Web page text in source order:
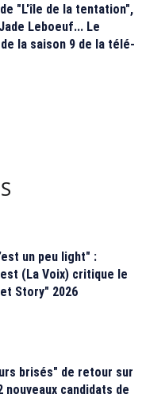
"L'île de la tentation",
Leboeuf... Le
la saison 9 de la télé-
un peu light" :
(La Voix) critique le
Story" 2026
brisés" de retour sur
nouveaux candidats de